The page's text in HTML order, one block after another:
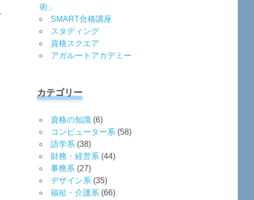
術」
SMART合格講座
スタディング
資格スクエア
アガルートアカデミー
カテゴリー
資格の知識 (6)
コンピューター系 (58)
語学系 (38)
財務・経営系 (44)
事務系 (27)
デザイン系 (35)
福祉・介護系 (66)